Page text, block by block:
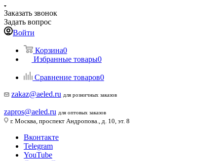
Заказать звонок
Задать вопрос
Войти
Корзина0
Избранные товары0
Сравнение товаров0
zakaz@aeled.ru для розничных заказов
zapros@aeled.ru для оптовых заказов
г. Москва, проспект Андропова., д. 10, эт. 8
Вконтакте
Telegram
YouTube